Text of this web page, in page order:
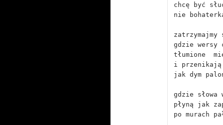
chcę być
nie
gdzie wersy
tłumione
i przenikają
jak dym
gdzie słowa
płyną jak
po murach